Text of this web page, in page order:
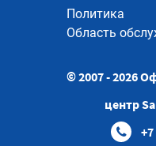
Политика
Область
© 2007 - 2026
центр